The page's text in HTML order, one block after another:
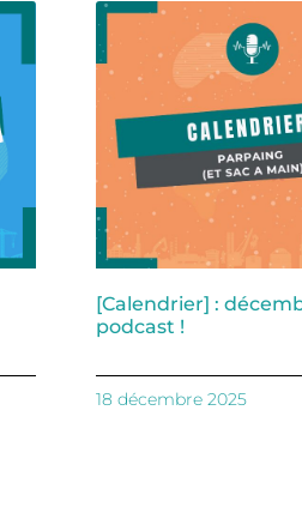
[Calendrier] :
podcast !
18 décembre 2025